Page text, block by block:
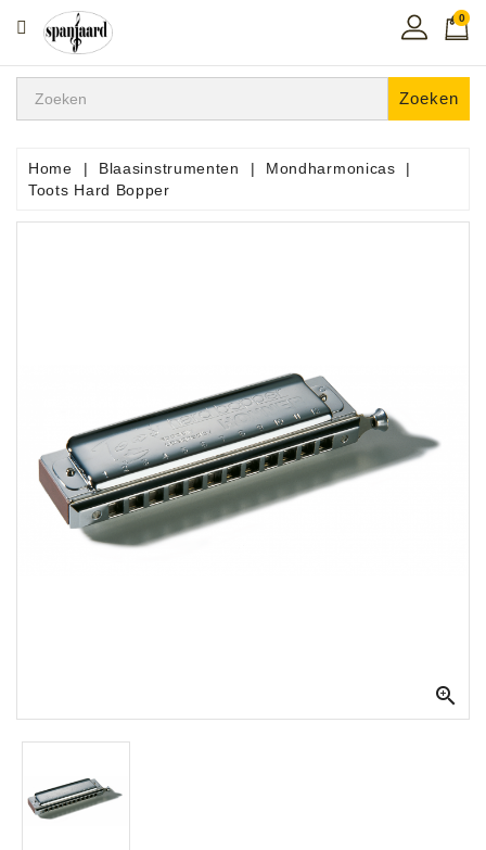
CATEGORIE
Home
In
De
Audio
Apparatuur
Opname
Microfoons
Versterking
Instrumenten
0
Zoeken
Home Blaasinstrumenten
Mondharmonicas
Toots Hard Bopper
